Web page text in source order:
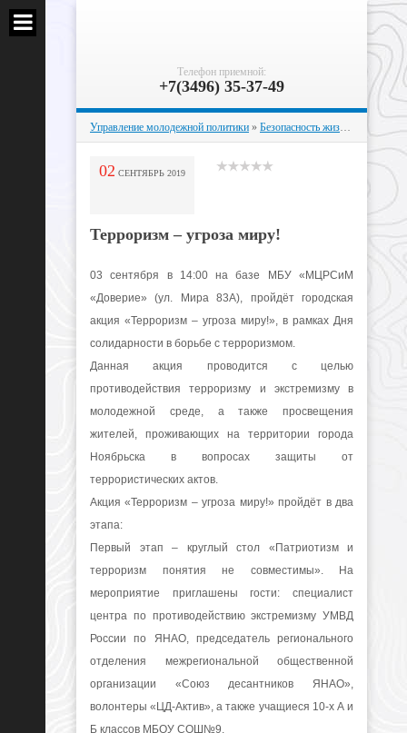
Телефон приемной:
+7(3496) 35-37-49
Управление молодежной политики » Безопасность жизнедеятельности
02 СЕНТЯБРЬ 2019
Терроризм – угроза миру!
03 сентября в 14:00 на базе МБУ «МЦРСиМ
«Доверие» (ул. Мира 83А), пройдёт городская
акция «Терроризм – угроза миру!», в рамках Дня
солидарности в борьбе с терроризмом.
Данная акция проводится с целью
противодействия терроризму и экстремизму в
молодежной среде, а также просвещения
жителей, проживающих на территории города
Ноябрьска в вопросах защиты от
террористических актов.
Акция «Терроризм – угроза миру!» пройдёт в два
этапа:
Первый этап – круглый стол «Патриотизм и
терроризм понятия не совместимы». На
мероприятие приглашены гости: специалист
центра по противодействию экстремизму УМВД
России по ЯНАО, председатель регионального
отделения межрегиональной общественной
организации «Союз десантников ЯНАО»,
волонтеры «ЦД-Актив», а также учащиеся 10-х А и
Б классов МБОУ СОШ№9.